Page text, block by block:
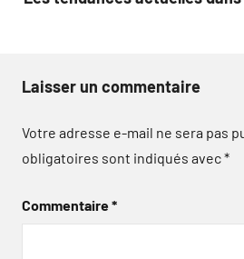
Laisser un commentaire
Votre adresse e-mail ne sera pas
obligatoires sont indiqués avec*
Commentaire*